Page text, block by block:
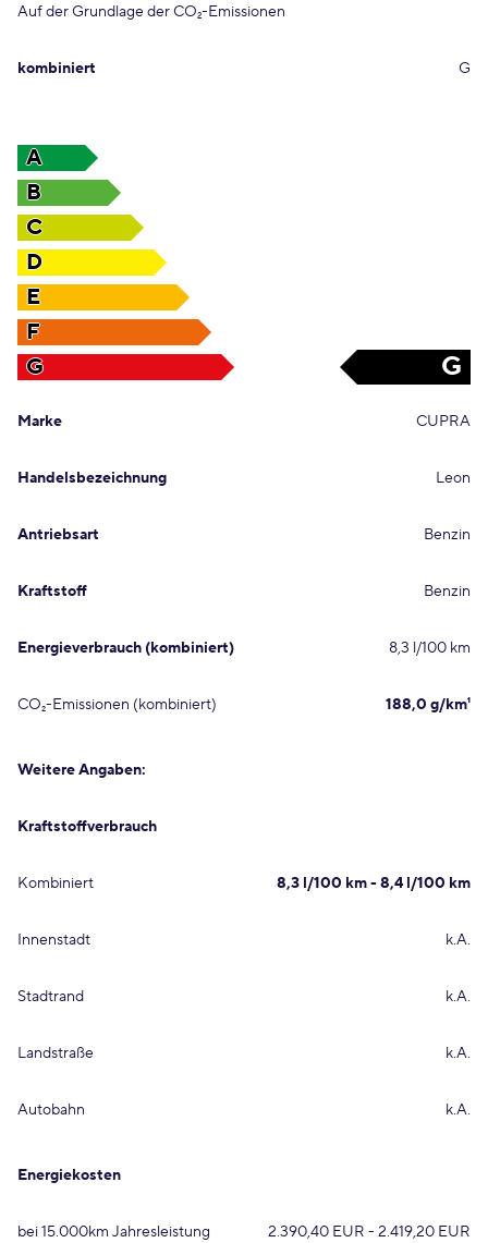
Auf der Grundlage der CO2-Emissionen
kombiniert G
A
B
C
D
E
F
G
G
Marke CUPRA
Handelsbezeichnung Leon
Antriebsart Benzin
Kraftstoff Benzin
Energieverbrauch (kombiniert) 8,3 l/100 km
CO₂-Emissionen (kombiniert) 188,0 g/km¹
Weitere Angaben:
Kraftstoffverbrauch
Kombiniert 8,3 l/100 km - 8,4 l/100 km
Innenstadt k.A.
Stadtrand k.A.
Landstraße k.A.
Autobahn k.A.
Energiekosten
bei 15.000km Jahresleistung 2.390,40 EUR - 2.419,20 EUR